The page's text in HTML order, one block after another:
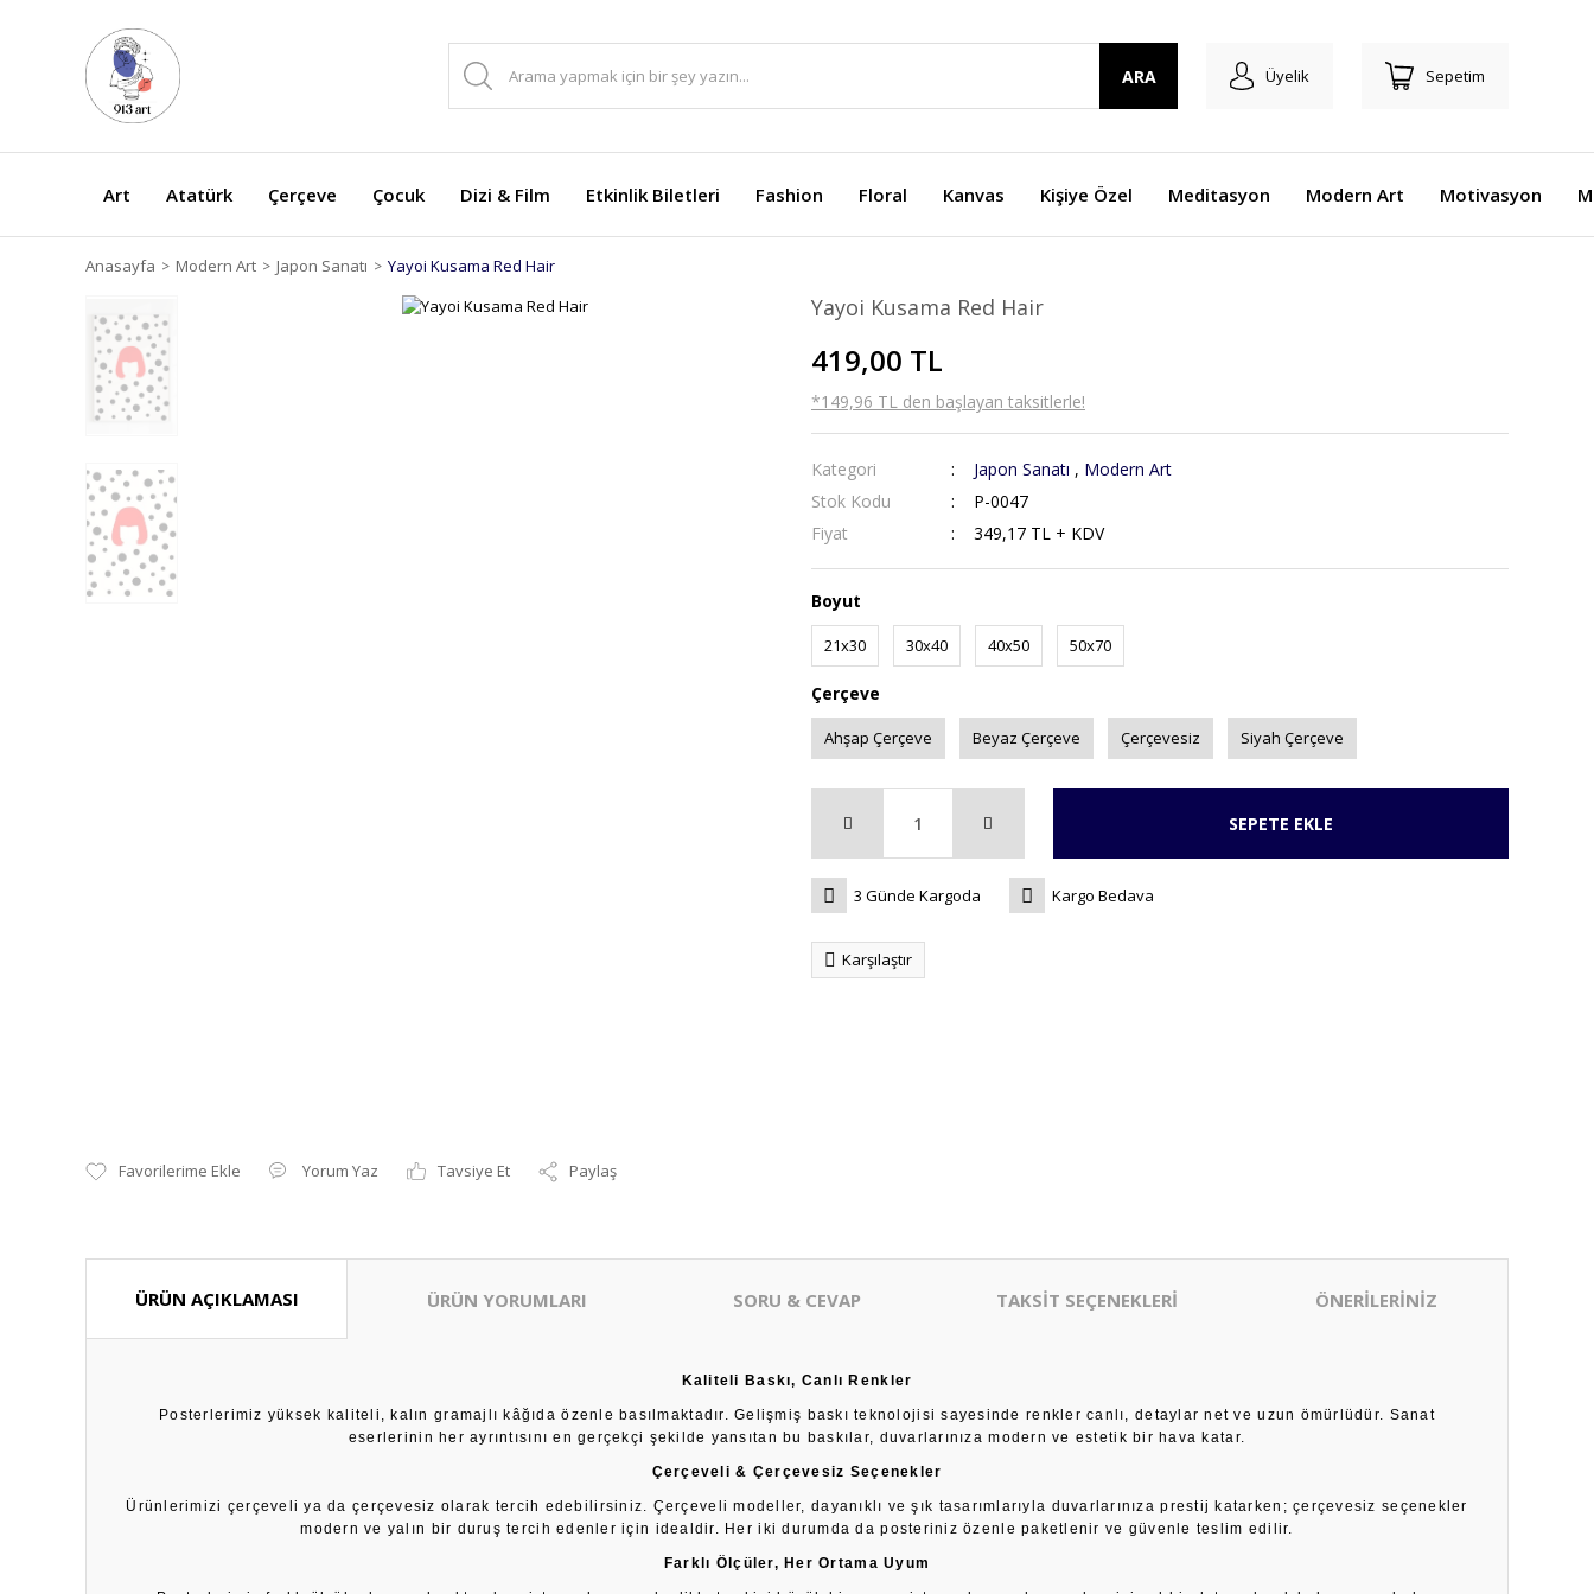
ARA Üyelik Sepetim
Art Atatürk Çerçeve Çocuk Dizi & Film Etkinlik Biletleri Fashion Floral Kanvas Kişiye Özel Meditasyon Modern Art Motivasyon
Anasayfa Modern Art Japon Sanatı Yayoi Kusama Red Hair
Yorum Yaz Tavsiye Et Paylaş
Yayoi Kusama Red Hair
419,00 TL
*149,96 TL den başlayan taksitlerle!
Kategori Japon Sanatı , Modern Art
Stok Kodu
P-0047
Fiyat
349,17 TL + KDV
Boyut
21x30 30x40 40x50 50x70
Çerçeve
Ahşap Çerçeve Beyaz Çerçeve Çerçevesiz Siyah Çerçeve
SEPETE EKLE
3 Günde Kargoda Kargo Bedava
Karşılaştır
ÜRÜN AÇIKLAMASI ÜRÜN YORUMLARI SORU & CEVAP TAKSİT SEÇENEKLERİ ÖNERİLERİNİZ
Kaliteli Baskı, Canlı Renkler
Posterlerimiz yüksek kaliteli, kalın gramajlı kâğıda özenle basılmaktadır. Gelişmiş baskı teknolojisi sayesinde renkler canlı, detaylar net ve uzun ömürlüdür. Sanat
eserlerinin her ayrıntısını en gerçekçi şekilde yansıtan bu baskılar, duvarlarınıza modern ve estetik bir hava katar.
Çerçeveli & Çerçevesiz Seçenekler
Ürünlerimizi çerçeveli ya da çerçevesiz olarak tercih edebilirsiniz. Çerçeveli modeller, dayanıklı ve şık tasarımlarıyla duvarlarınıza prestij katarken; çerçevesiz seçenekler
modern ve yalın bir duruş tercih edenler için idealdir. Her iki durumda da posteriniz özenle paketlenir ve güvenle teslim edilir.
Farklı Ölçüler, Her Ortama Uyum